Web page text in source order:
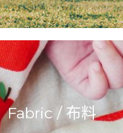
Fabric / 布料